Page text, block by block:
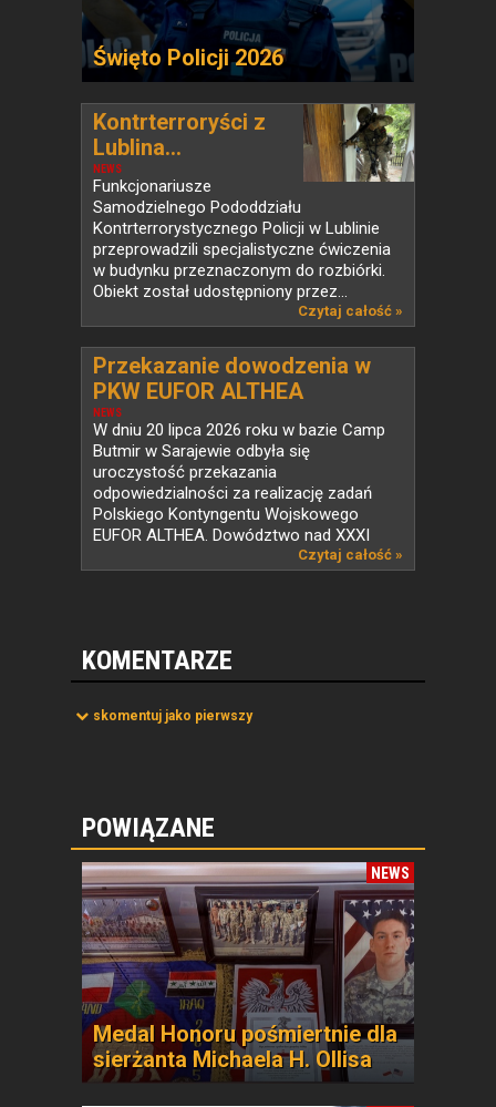
Święto Policji 2026
NEWS
Kontrterroryści z
Lublina...
Funkcjonariusze
Samodzielnego Pododdziału
Kontrterrorystycznego Policji w Lublinie
przeprowadzili specjalistyczne ćwiczenia
w budynku przeznaczonym do rozbiórki.
Obiekt został udostępniony przez...
Czytaj całość »
NEWS
Przekazanie dowodzenia w
PKW EUFOR ALTHEA
W dniu 20 lipca 2026 roku w bazie Camp
Butmir w Sarajewie odbyła się
uroczystość przekazania
odpowiedzialności za realizację zadań
Polskiego Kontyngentu Wojskowego
EUFOR ALTHEA. Dowództwo nad XXXI
Czytaj całość »
KOMENTARZE
skomentuj jako pierwszy
POWIĄZANE
NEWS
Medal Honoru pośmiertnie dla
sierżanta Michaela H. Ollisa